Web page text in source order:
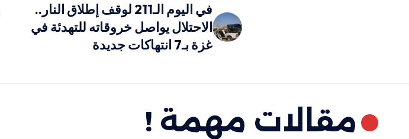
في اليوم الـ211 لوقف إطلاق النار..
الاحتلال يواصل خروقاته للتهدئة في
غزة بـ7 انتهاكات جديدة
مقالات مهمة !